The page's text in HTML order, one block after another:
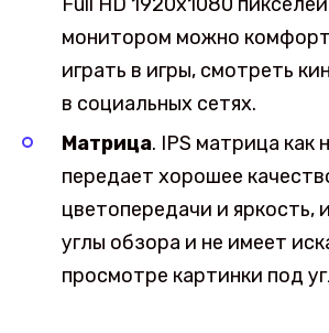
Full HD 1920х1080
монитором можно
играть в игры, смотреть
в социальных сетях.
Матрица. IPS матрица как
передает хорошее
цветопередачи и яркость,
углы обзора и не имеет
просмотре картинки под